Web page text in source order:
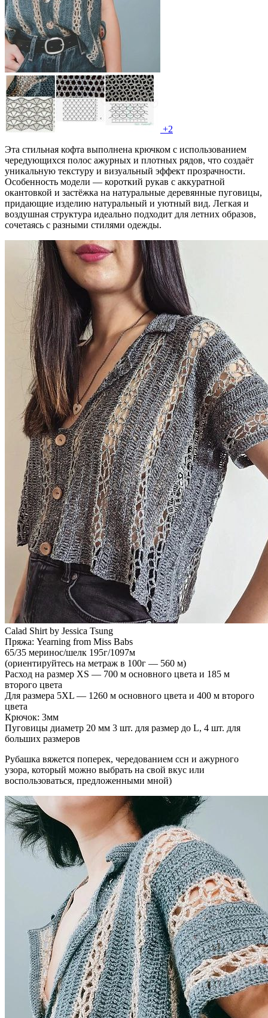
+2
Эта стильная кофта выполнена крючком с использованием
чередующихся полос ажурных и плотных рядов, что создаёт
уникальную текстуру и визуальный эффект прозрачности.
Особенность модели — короткий рукав с аккуратной
окантовкой и застёжка на натуральные деревянные пуговицы,
придающие изделию натуральный и уютный вид. Легкая и
воздушная структура идеально подходит для летних образов,
сочетаясь с разными стилями одежды.
Calad Shirt by Jessica Tsung
Пряжа: Yearning from Miss Babs
65/35 меринос/шелк 195г/1097м
(ориентируйтесь на метраж в 100г — 560 м)
Расход на размер XS — 700 м основного цвета и 185 м
второго цвета
Для размера 5XL — 1260 м основного цвета и 400 м второго
цвета
Крючок: 3мм
Пуговицы диаметр 20 мм 3 шт. для размер до L, 4 шт. для
больших размеров
Рубашка вяжется поперек, чередованием ссн и ажурного
узора, который можно выбрать на свой вкус или
воспользоваться, предложенными мной)